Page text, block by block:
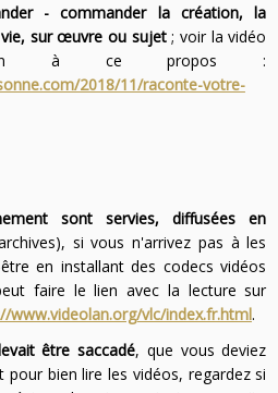
- commander la création, la
sur œuvre ou sujet; voir la vidéo
à ce propos :
2018/11/raconte-votre-
sont servies, diffusées en
si vous n'arrivez pas à les
en installant des codecs vidéos
faire le lien avec la lecture sur
www.videolan.org/vlc/index.fr.html.
être saccadé, que vous deviez
bien lire les vidéos, regardez si